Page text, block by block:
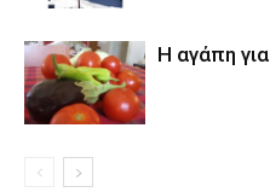
Η αγάπη